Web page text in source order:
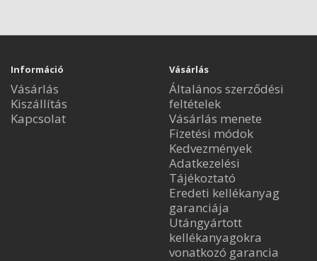
Információ
Vásárlás
Kiszállítás
Kapcsolat
Vásárlás
Általános szerződési
feltételek
Vásárlás menete
Fizetési módok
Kedvezmények
Adatkezelési
Tájékoztató
Eredeti kellékanyag
garanciája
Utángyártott
kellékanyagokra
vonatkozó garancia